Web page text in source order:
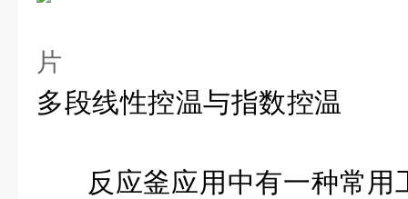
多段线性控温与指数控温
反应釜应用中有一种常